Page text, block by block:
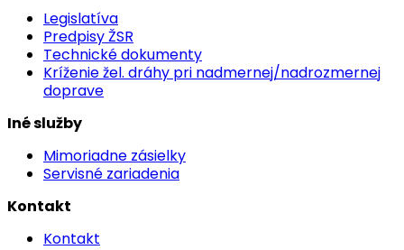
Legislatíva
Predpisy ŽSR
Technické dokumenty
Kríženie žel. dráhy pri nadmernej/nadrozmernej
doprave
Iné služby
Mimoriadne zásielky
Servisné zariadenia
Kontakt
Kontakt